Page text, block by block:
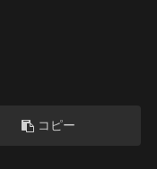
コピー